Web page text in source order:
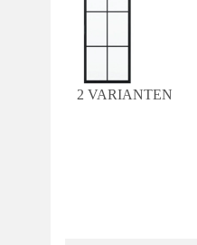
2 VARIANTEN